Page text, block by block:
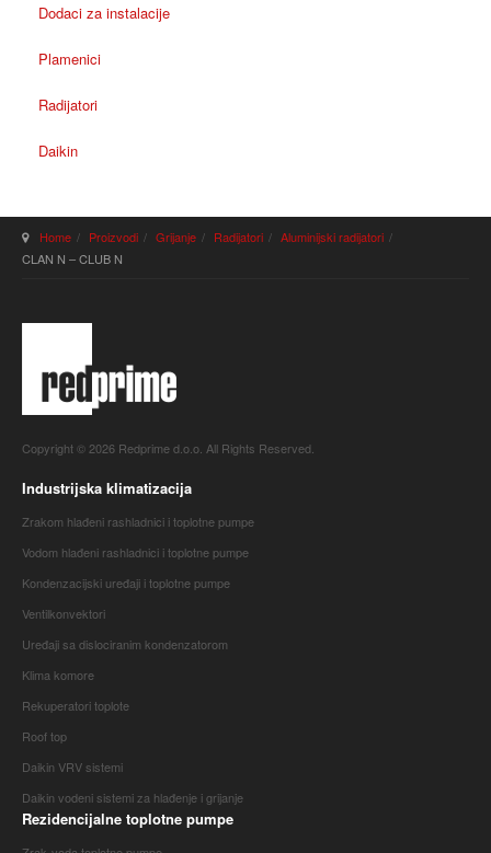
Dodaci za instalacije
Plamenici
Radijatori
Daikin
Home Proizvodi Grijanje Radijatori
Aluminijski radijatori
CLAN N – CLUB N
Copyright © 2026 Redprime d.o.o. All Rights Reserved.
Industrijska klimatizacija
Zrakom hlađeni rashladnici i toplotne pumpe
Vodom hlađeni rashladnici i toplotne pumpe
Kondenzacijski uređaji i toplotne pumpe
Ventilkonvektori
Uređaji sa dislociranim kondenzatorom
Klima komore
Rekuperatori toplote
Roof top
Daikin VRV sistemi
Daikin vodeni sistemi za hlađenje i grijanje
Rezidencijalne toplotne pumpe